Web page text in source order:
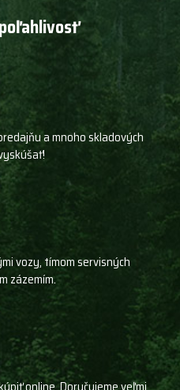
a mnoho skladových
vozy, tímom servisných
zázemím.